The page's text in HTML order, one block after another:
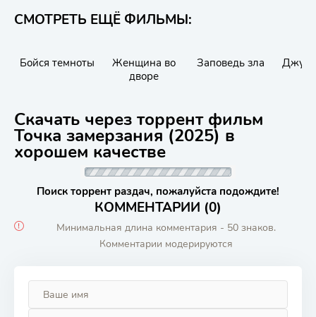
СМОТРЕТЬ ЕЩЁ ФИЛЬМЫ:
Бойся темноты
Женщина во
дворе
Заповедь зла Джун
Скачать через торрент фильм
Точка замерзания (2025) в
хорошем качестве
Поиск торрент раздач, пожалуйста подождите!
КОММЕНТАРИИ (0)
Минимальная длина комментария - 50 знаков.
Комментарии модерируются